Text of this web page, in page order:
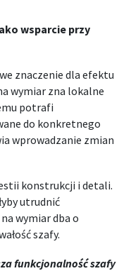
wsparcie przy
znaczenie dla efektu
wymiar zna lokalne
potrafi
do konkretnego
wprowadzanie zmian
konstrukcji i detali.
utrudnić
wymiar dba o
szafy.
funkcjonalność szafy